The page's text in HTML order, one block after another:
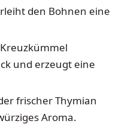
den Bohnen eine
und erzeugt eine
frischer Thymian
Aroma.